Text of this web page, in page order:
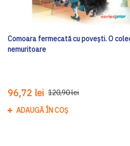
Comoara fermecată cu povești. O
nemuritoare
96,72 lei 120,90 lei
ADAUGĂ ÎN COȘ